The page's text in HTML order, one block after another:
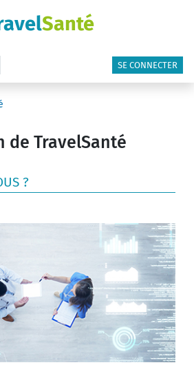
Santé
SE CONNECTER
de TravelSanté
?